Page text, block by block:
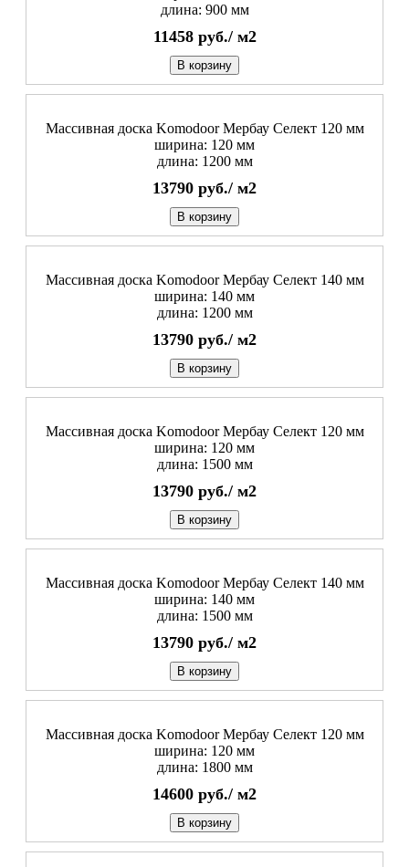
длина: 900 мм
11458 руб./ м2
В корзину
Массивная доска Komodoor Мербау Селект 120 мм
ширина: 120 мм
длина: 1200 мм
13790 руб./ м2
В корзину
Массивная доска Komodoor Мербау Селект 140 мм
ширина: 140 мм
длина: 1200 мм
13790 руб./ м2
В корзину
Массивная доска Komodoor Мербау Селект 120 мм
ширина: 120 мм
длина: 1500 мм
13790 руб./ м2
В корзину
Массивная доска Komodoor Мербау Селект 140 мм
ширина: 140 мм
длина: 1500 мм
13790 руб./ м2
В корзину
Массивная доска Komodoor Мербау Селект 120 мм
ширина: 120 мм
длина: 1800 мм
14600 руб./ м2
В корзину